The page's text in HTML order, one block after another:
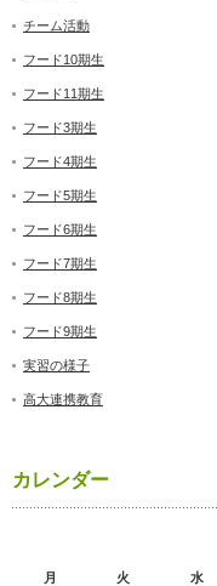
チーム活動
フード10期生
フード11期生
フード3期生
フード4期生
フード5期生
フード6期生
フード7期生
フード8期生
フード9期生
実習の様子
高大連携教育
カレンダー
月 火 水